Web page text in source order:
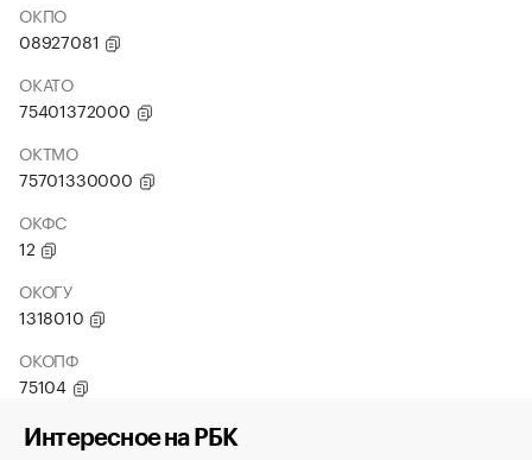
ОКПО
08927081
ОКАТО
75401372000
ОКТМО
75701330000
ОКФС
12
ОКОГУ
1318010
ОКОПФ
75104
Интересное на РБК